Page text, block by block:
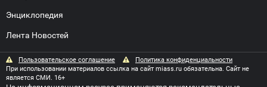
Энциклопедия
Лента Новостей
Пользовательское соглашение
Политика конфиденциальности
При использовании материалов ссылка на сайт miass.ru обязательна. Сайт не
является СМИ. 16+